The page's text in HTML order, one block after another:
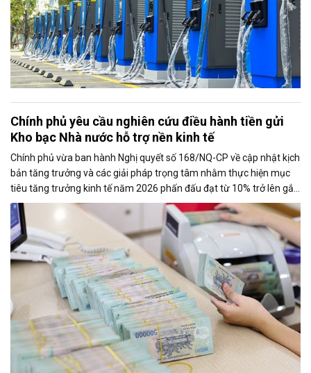
Chính phủ yêu cầu nghiên cứu điều hành tiền gửi
Kho bạc Nhà nước hỗ trợ nền kinh tế
Chính phủ vừa ban hành Nghị quyết số 168/NQ-CP về cập nhật kịch
bản tăng trưởng và các giải pháp trọng tâm nhằm thực hiện mục
tiêu tăng trưởng kinh tế năm 2026 phấn đấu đạt từ 10% trở lên gắn
với giữ vững ổn định kinh tế vĩ mô. Một trong những nhiệm vụ đáng
chú ý là nghiên cứu điều hành tiền gửi của Kho bạc Nhà nước tại
các ngân hàng thương mại để tăng nguồn vốn ngắn hạn cho nền
kinh tế.